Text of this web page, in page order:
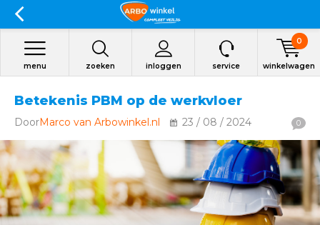
zoeken inloggen
menu service winkelwagen
0
Betekenis PBM op de werkvloer
DoorMarco van Arbowinkel.nl 23 / 08 / 2024 0